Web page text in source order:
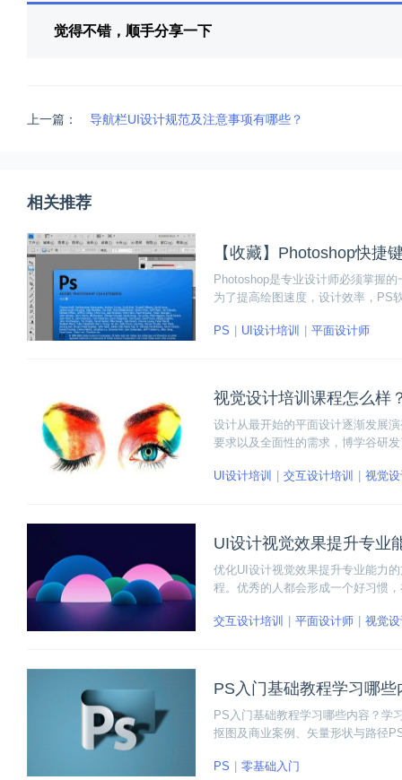
觉得不错，顺手分享一下
上一篇： 导航栏UI设计规范及注意事项有哪些？
相关推荐
【收藏】Photoshop快捷
Photoshop是专业设计师必须掌握
为了提高绘图速度，设计效率，PS
收藏。
PS UI设计培训 平面设计师
视觉设计培训课程怎么样
设计从最开始的平面设计逐渐发展
要求以及全面性的需求，博学谷研
具体怎么样，下面小编详细给大家
UI设计培训 交互设计培训 视觉
UI设计视觉效果提升专业
优化UI设计视觉效果提升专业能力
程。优秀的人都会形成一个好习惯
交互设计培训
平面设计师 视觉
PS入门基础教程学习哪些
PS入门基础教程学习哪些内容？学
抠图及商业案例、矢量形状与路径
PS
零基础入门